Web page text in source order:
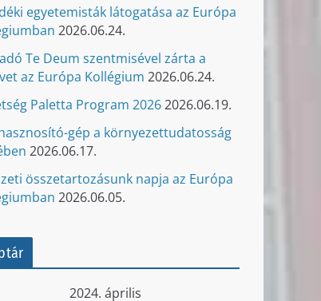
egyetemisták látogatása az Európa
2026.06.24.
Te Deum szentmisével zárta a
az Európa Kollégium 2026.06.24.
Paletta Program 20262026.06.19.
gép a környezettudatosság
2026.06.17.
összetartozásunk napja az Európa
2026.06.05.
2024. április